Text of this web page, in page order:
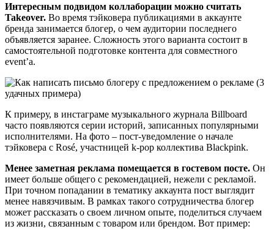
Интересным подвидом коллаборации можно считать
Takeover. Во время тэйковера публикациями в аккаунте
бренда занимается блогер, о чем аудитории последнего
объявляется заранее. Сложность этого варианта состоит в
самостоятельной подготовке контента для совместного
event’а.
К примеру, в инстаграме музыкального журнала Billboard
часто появляются серии историй, записанных популярными
исполнителями. На фото – пост-уведомление о начале
тэйковера с Rosé, участницей k-pop коллектива Blackpink.
Менее заметная реклама помещается в гостевом посте. Он
имеет больше общего с рекомендацией, нежели с рекламой.
При точном попадании в тематику аккаунта пост выглядит
менее навязчивым. В рамках такого сотрудничества блогер
может рассказать о своем личном опыте, поделиться случаем
из жизни, связанным с товаром или брендом. Вот пример: